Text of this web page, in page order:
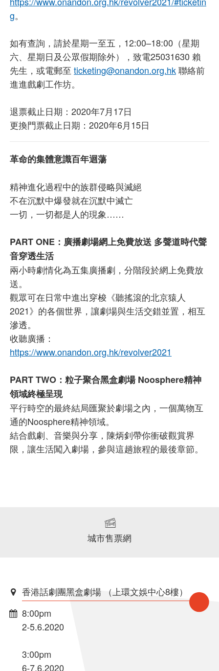
g。
如有查詢，請於星期一至五，12:00–18:00（星期
六、星期日及公眾假期除外），致電25031630 賴
先生，或電郵至 ticketing@onandon.org.hk聯絡前
進進戲劇工作坊。
退票截止日期：2020年7月17日
更換門票截止日期：2020年6月15日
革命的集體意識百年迴蕩
精神進化過程中的族群侵略與滅絕
不在沉默中爆發就在沉默中滅亡
一切，一切都是人的現象……
PART ONE：廣播劇場網上免費放送 多聲道時代聲
音穿透生活
兩小時劇情化為五集廣播劇，分階段於網上免費放
送。
觀眾可在日常中進出穿梭《聽搖滾的北京猿人
2021》的各個世界，讓劇場與生活交錯並置，相互
滲透。
收聽廣播：
https://www.onandon.org.hk/revolver2021
PART TWO：粒子聚合黑盒劇場 Noosphere精神
領域終極呈現
平行時空的最終結局匯聚於劇場之內，一個萬物互
通的Noosphere精神領域。
結合戲劇、音樂與分享，陳炳釗帶你衝破觀賞界
限，讓生活闖入劇場，參與這趟旅程的最後章節。
城市售票網
香港話劇團黑盒劇場 （上環文娛中心8樓）
8:00pm
2-5.6.2020
3:00pm
6-7.6.2020